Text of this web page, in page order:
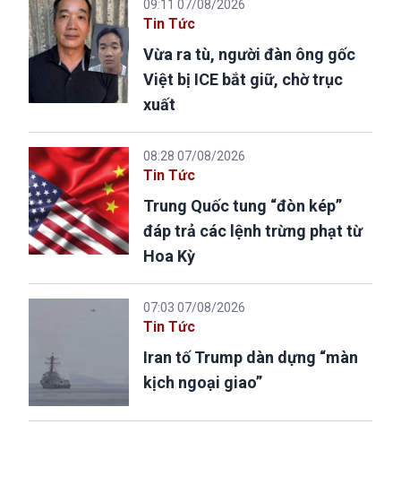
09:11 07/08/2026
Tin Tức
Vừa ra tù, người đàn ông gốc
Việt bị ICE bắt giữ, chờ trục
xuất
08:28 07/08/2026
Tin Tức
Trung Quốc tung “đòn kép”
đáp trả các lệnh trừng phạt từ
Hoa Kỳ
07:03 07/08/2026
Tin Tức
Iran tố Trump dàn dựng “màn
kịch ngoại giao”